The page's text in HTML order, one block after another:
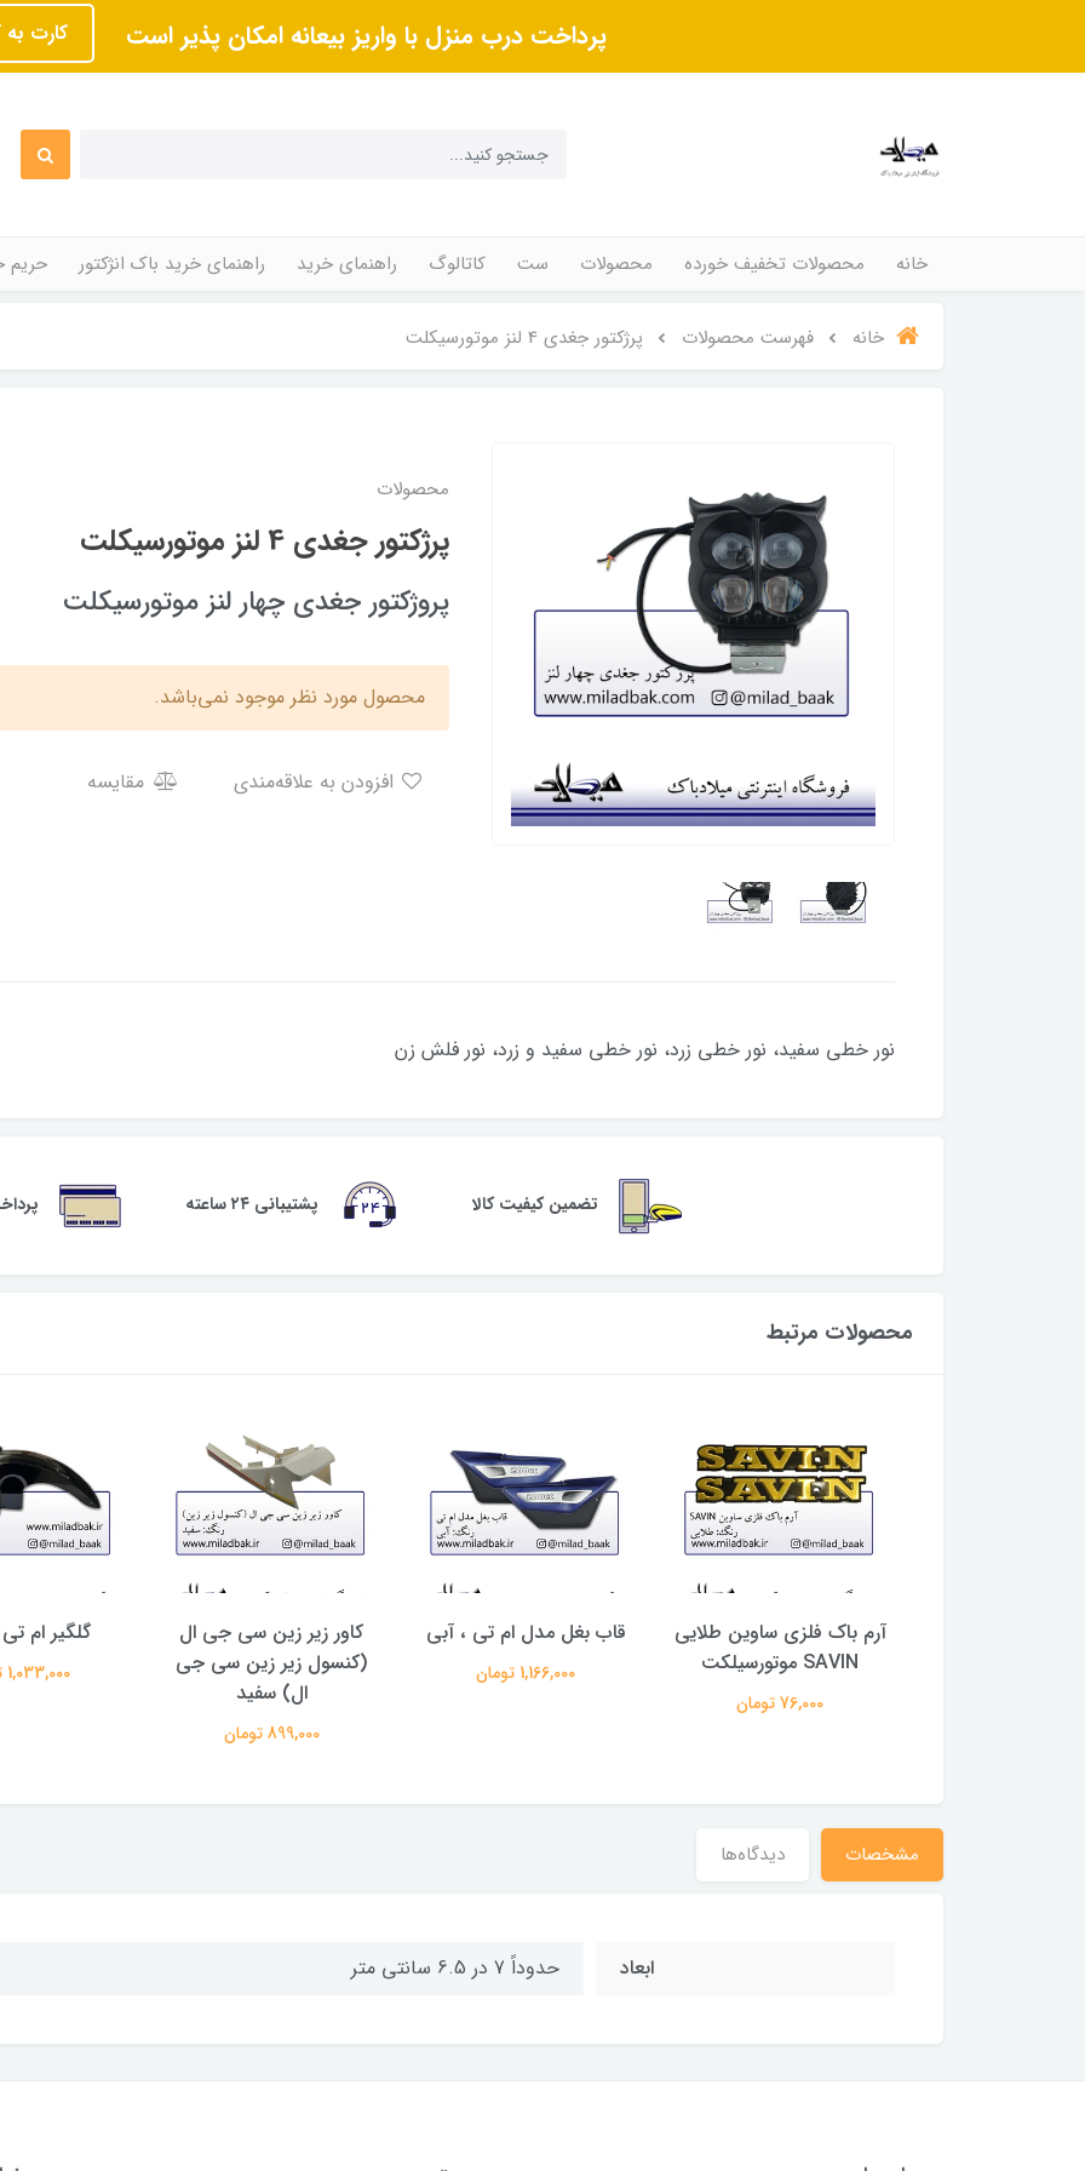
پرداخت درب منزل با واریز بیعانه امکان پذیر است کارت به
خانه محصولات تخفیف خورده محصولات ست کاتالوگ راهنمای خرید راهنمای خرید باک انژکتور
خانه فهرست محصولات پرژکتور جغدی 4 لنز موتورسیکلت
محصولات
پرژکتور جغدی 4 لنز موتورسیکلت
پروژکتور جغدی چهار لنز موتورسیکلت
محصول مورد نظر موجود نمی‌باشد.
مقایسه
نور خطی سفید، نور خطی زرد، نور خطی سفید و زرد، نور فلش زن
تضمین کیفیت کالا پشتیبانی ۲۴ ساعته
محصولات مرتبط
آرم باک فلزی ساوین طلایی
SAVIN موتورسیلکت
76,000 تومان
قاب بغل مدل ام تی ، آبی
1,166,000 تومان
کاور زیر زین سی جی ال
(کنسول زیر زین سی جی
ال) سفید
899,000 تومان
گلگیر ام
1,033,000 تومان
مشخصات دیدگاه‌ها
ابعاد حدوداً 7 در 6.5 سانتی متر